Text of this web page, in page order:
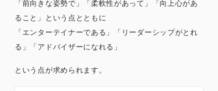
「前向きな姿勢で」「柔軟性があって」「向上心があ
ること」という点とともに
「エンターテイナーである」「リーダーシップがとれ
る」「アドバイザーになれる」
という点が求められます。